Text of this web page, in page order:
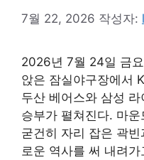
7월 22, 2026 작성자:
2026년 7월 24일 금
앉은 잠실야구장에서
두산 베어스와 삼성
승부가 펼쳐진다. 마
굳건히 자리 잡은 곽
로운 역사를 써 내려